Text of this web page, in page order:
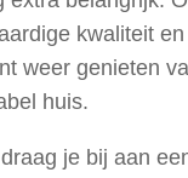
kwaliteit
weer genieten
huis.
je bij aan